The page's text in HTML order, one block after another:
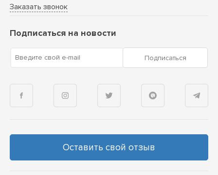
Заказать звонок
Подписаться на новости
Введите свой e-mail Подписаться
Оставить свой отзыв